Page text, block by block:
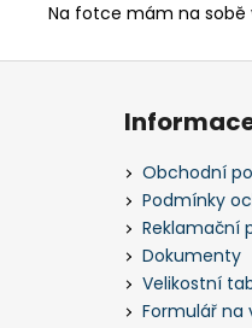
Na fotce mám na sobě
Z
Obchodní
Podmínky
Reklamační
Dokumenty
Velikostní
Formulář na